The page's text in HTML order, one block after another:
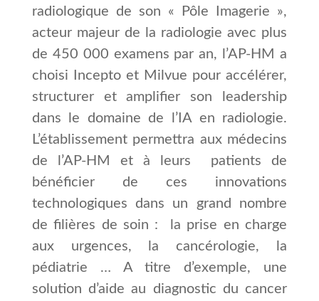
radiologique de son « Pôle Imagerie »,
acteur majeur de la radiologie avec plus
de 450 000 examens par an, l’AP-HM a
choisi Incepto et Milvue pour accélérer,
structurer et amplifier son leadership
dans le domaine de l’IA en radiologie.
L’établissement permettra aux médecins
de l’AP-HM et à leurs patients de
bénéficier de ces innovations
technologiques dans un grand nombre
de filières de soin : la prise en charge
aux urgences, la cancérologie, la
pédiatrie … A titre d’exemple, une
solution d’aide au diagnostic du cancer